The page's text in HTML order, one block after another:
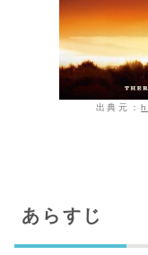
出典元：
あらすじ